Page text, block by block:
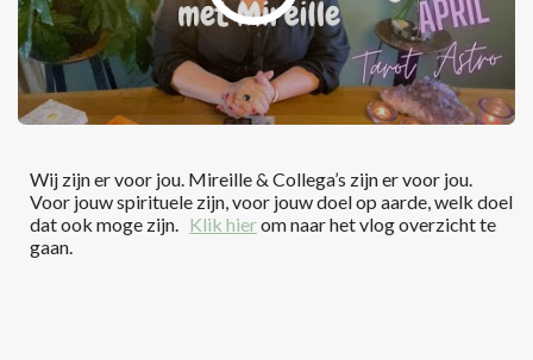
Wij zijn er voor jou. Mireille & Collega’s zijn er voor jou.
Voor jouw spirituele zijn, voor jouw doel op aarde, welk doel
dat ook moge zijn. Klik hierom naar het vlog overzicht te
gaan.